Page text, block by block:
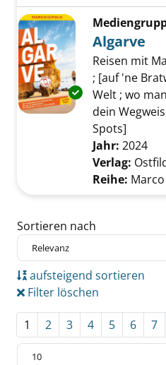
Exemplar-
Algarve
Reisen mit
; [auf 'ne
Welt ; wo
dein
Spots]
Suche nach
Jahr: 2024
Verlag:
Reihe:
Zu den Suchfiltern springen
Sortieren nach
aufsteigend sortieren
Filter löschen
1 2 3 4 5 6 7